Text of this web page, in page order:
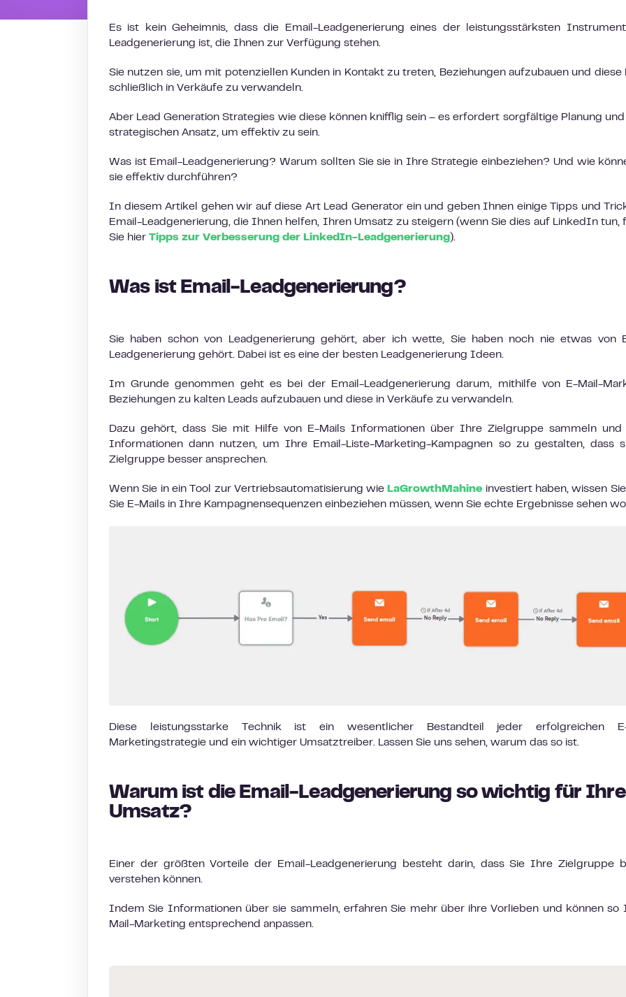
Es ist kein Geheimnis, dass die Email-Leadgenerierung eines der leistungsstärksten
Leadgenerierung ist, die Ihnen zur Verfügung stehen.
Sie nutzen sie, um mit potenziellen Kunden in Kontakt zu treten, Beziehungen aufzubauen und diese
schließlich in Verkäufe zu verwandeln.
Aber Lead Generation Strategies wie diese können knifflig sein – es erfordert sorgfältige Planung und
strategischen Ansatz, um effektiv zu sein.
Was ist Email-Leadgenerierung? Warum sollten Sie sie in Ihre Strategie einbeziehen? Und wie
sie effektiv durchführen?
In diesem Artikel gehen wir auf diese Art Lead Generator ein und geben Ihnen einige Tipps und
Email-Leadgenerierung, die Ihnen helfen, Ihren Umsatz zu steigern (wenn Sie dies auf LinkedIn tun,
Sie hier Tipps zur Verbesserung der LinkedIn-Leadgenerierung).
Was ist Email-Leadgenerierung?
Sie haben schon von Leadgenerierung gehört, aber ich wette, Sie haben noch nie etwas von
Leadgenerierung gehört. Dabei ist es eine der besten Leadgenerierung Ideen.
Im Grunde genommen geht es bei der Email-Leadgenerierung darum, mithilfe von E-Mail-
Beziehungen zu kalten Leads aufzubauen und diese in Verkäufe zu verwandeln.
Dazu gehört, dass Sie mit Hilfe von E-Mails Informationen über Ihre Zielgruppe sammeln und
Informationen dann nutzen, um Ihre Email-Liste-Marketing-Kampagnen so zu gestalten, dass
Zielgruppe besser ansprechen.
Wenn Sie in ein Tool zur Vertriebsautomatisierung wie LaGrowthMahine investiert haben, wissen
Sie E-Mails in Ihre Kampagnensequenzen einbeziehen müssen, wenn Sie echte Ergebnisse sehen
Diese leistungsstarke Technik ist ein wesentlicher Bestandteil jeder erfolgreichen
Marketingstrategie und ein wichtiger Umsatztreiber. Lassen Sie uns sehen, warum das so ist.
Warum ist die Email-Leadgenerierung so wichtig für
Umsatz?
Einer der größten Vorteile der Email-Leadgenerierung besteht darin, dass Sie Ihre Zielgruppe
verstehen können.
Indem Sie Informationen über sie sammeln, erfahren Sie mehr über ihre Vorlieben und können so
Mail-Marketing entsprechend anpassen.